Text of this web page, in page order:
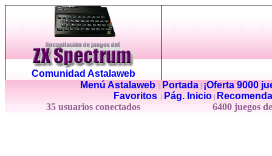
Comunidad Astalaweb
Menú Astalaweb| Portada|
¡Oferta 9000
Favoritos
Pág. Inicio
35 usuarios conectados
6400 juegos